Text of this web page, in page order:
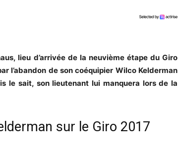
lieu d’arrivée de la neuvième étape du Giro
l’abandon de son coéquipier Wilco Kelderman
le sait, son lieutenant lui manquera lors de la
sur le Giro 2017